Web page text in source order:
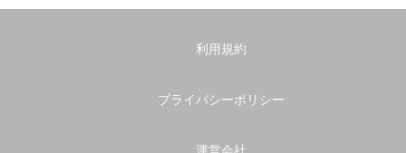
利用規約
プライバシーポリシー